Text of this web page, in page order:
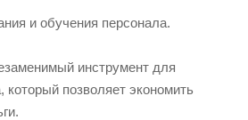
и обучения персонала.
инструмент для
который позволяет экономить